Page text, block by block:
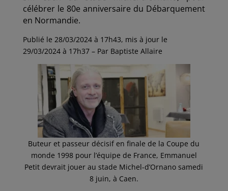
o
k
r I
n
e
r
célébrer le 80e anniversaire du Débarquement
en Normandie.
Publié le 28/03/2024 à 17h43, mis à jour le
29/03/2024 à 17h37 – Par Baptiste Allaire
Buteur et passeur décisif en finale de la Coupe du
monde 1998 pour l’équipe de France, Emmanuel
Petit devrait jouer au stade Michel-d’Ornano samedi
8 juin, à Caen.